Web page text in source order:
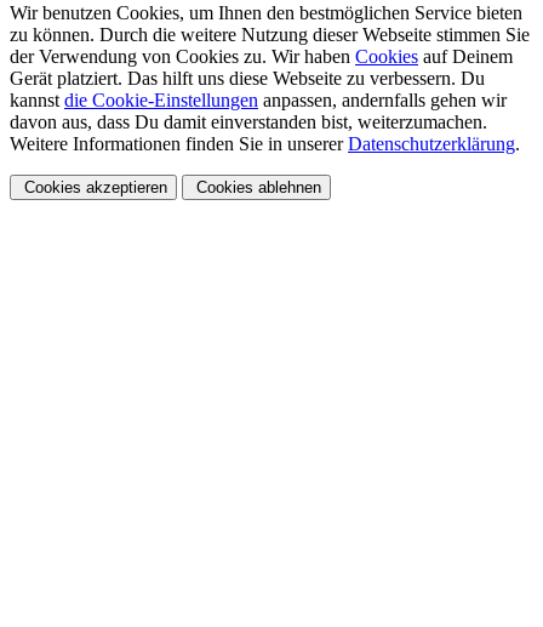
Wir benutzen Cookies, um Ihnen den bestmöglichen Service bieten
zu können. Durch die weitere Nutzung dieser Webseite stimmen Sie
der Verwendung von Cookies zu. Wir haben Cookies auf Deinem
Gerät platziert. Das hilft uns diese Webseite zu verbessern. Du
kannst die Cookie-Einstellungen anpassen, andernfalls gehen wir
davon aus, dass Du damit einverstanden bist, weiterzumachen.
Weitere Informationen finden Sie in unsererDatenschutzerklärung.
Cookies akzeptieren Cookies ablehnen